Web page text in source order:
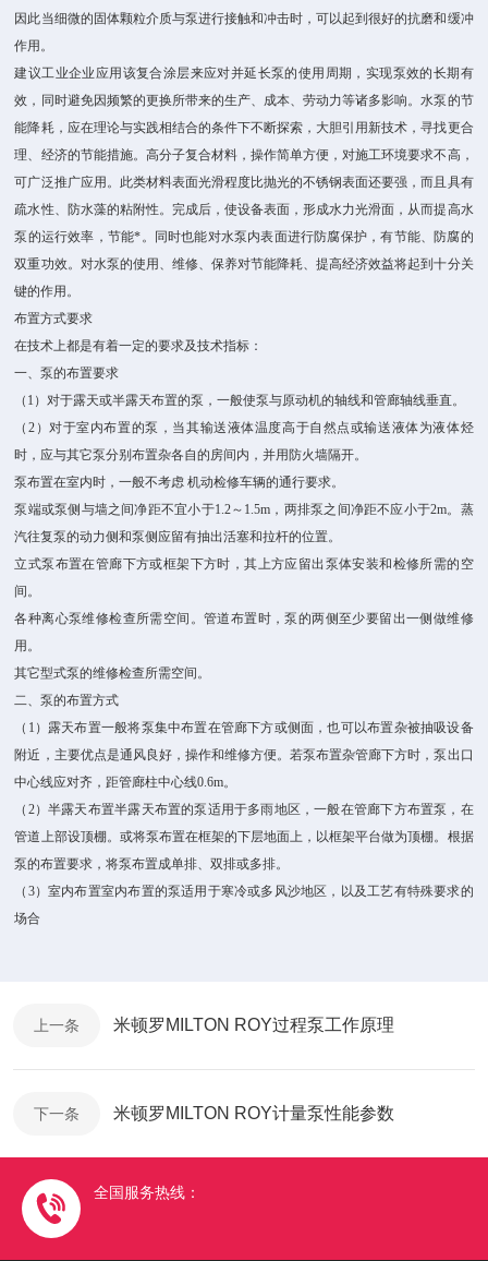
因此当细微的固体颗粒介质与泵进行接触和冲击时，可以起到很好的抗磨和缓冲
作用。
建议工业企业应用该复合涂层来应对并延长泵的使用周期，实现泵效的长期有
效，同时避免因频繁的更换所带来的生产、成本、劳动力等诸多影响。水泵的节
能降耗，应在理论与实践相结合的条件下不断探索，大胆引用新技术，寻找更合
理、经济的节能措施。高分子复合材料，操作简单方便，对施工环境要求不高，
可广泛推广应用。此类材料表面光滑程度比抛光的不锈钢表面还要强，而且具有
疏水性、防水藻的粘附性。完成后，使设备表面，形成水力光滑面，从而提高水
泵的运行效率，节能*。同时也能对水泵内表面进行防腐保护，有节能、防腐的
双重功效。对水泵的使用、维修、保养对节能降耗、提高经济效益将起到十分关
键的作用。
布置方式要求
在技术上都是有着一定的要求及技术指标：
一、泵的布置要求
（1）对于露天或半露天布置的泵，一般使泵与原动机的轴线和管廊轴线垂直。
（2）对于室内布置的泵，当其输送液体温度高于自然点或输送液体为液体烃
时，应与其它泵分别布置杂各自的房间内，并用防火墙隔开。
泵布置在室内时，一般不考虑 机动检修车辆的通行要求。
泵端或泵侧与墙之间净距不宜小于1.2～1.5m，两排泵之间净距不应小于2m。蒸
汽往复泵的动力侧和泵侧应留有抽出活塞和拉杆的位置。
立式泵布置在管廊下方或框架下方时，其上方应留出泵体安装和检修所需的空
间。
各种离心泵维修检查所需空间。管道布置时，泵的两侧至少要留出一侧做维修
用。
其它型式泵的维修检查所需空间。
二、泵的布置方式
（1）露天布置一般将泵集中布置在管廊下方或侧面，也可以布置杂被抽吸设备
附近，主要优点是通风良好，操作和维修方便。若泵布置杂管廊下方时，泵出口
中心线应对齐，距管廊柱中心线0.6m。
（2）半露天布置半露天布置的泵适用于多雨地区，一般在管廊下方布置泵，在
管道上部设顶棚。或将泵布置在框架的下层地面上，以框架平台做为顶棚。根据
泵的布置要求，将泵布置成单排、双排或多排。
（3）室内布置室内布置的泵适用于寒冷或多风沙地区，以及工艺有特殊要求的
场合
上一条 米顿罗MILTON ROY过程泵工作原理
下一条 米顿罗MILTON ROY计量泵性能参数
全国服务热线：